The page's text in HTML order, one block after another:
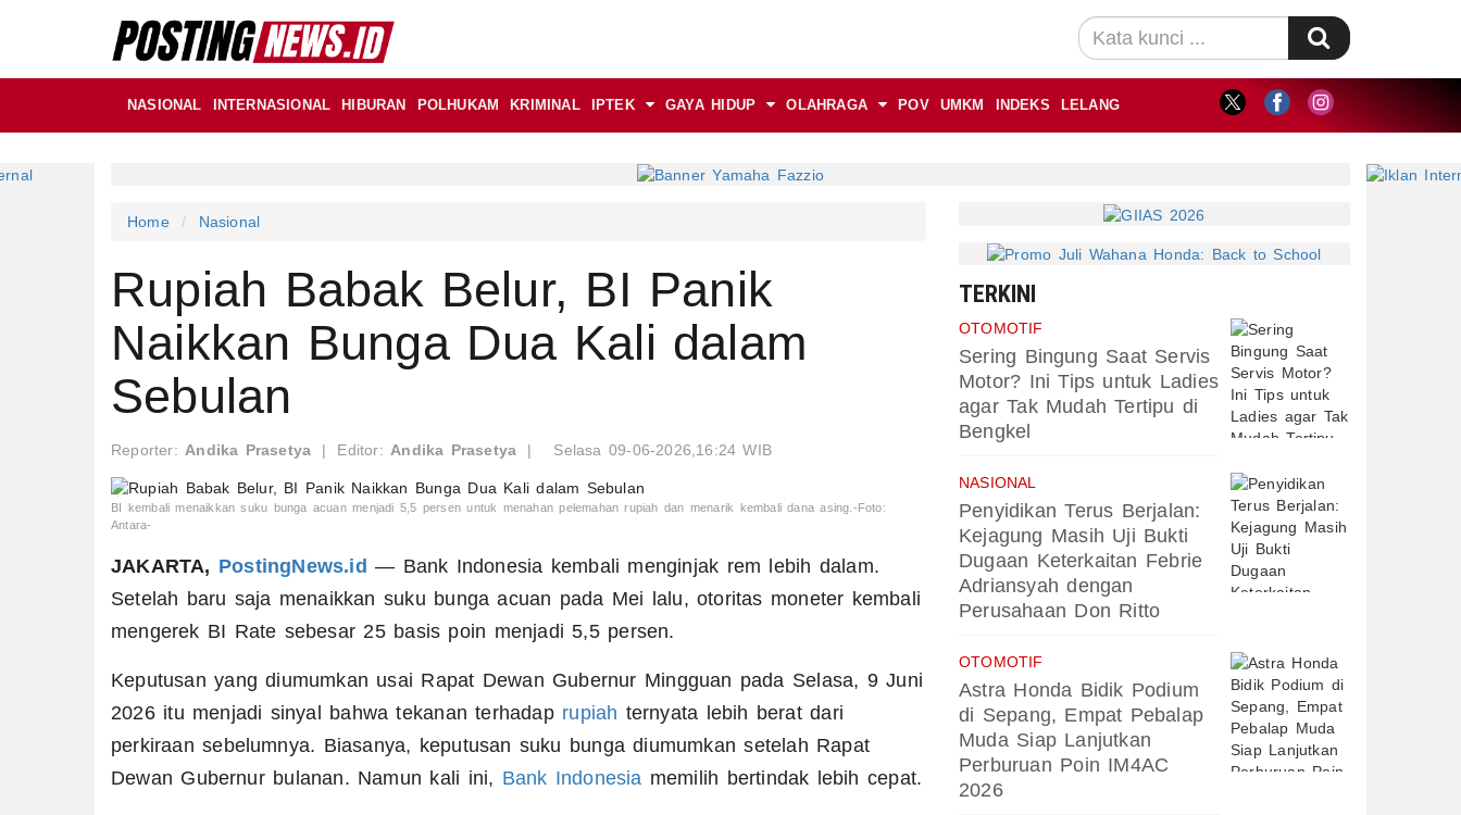
NASIONAL INTERNASIONAL HIBURAN POLHUKAM KRIMINAL IPTEK GAYA HIDUP OLAHRAGA POV UMKM INDEKS LELANG
Home Nasional
Rupiah Babak Belur, BI Panik
Naikkan Bunga Dua Kali dalam
Sebulan
Reporter:Andika Prasetya | Editor:Andika Prasetya | Selasa 09-06-2026,16:24 WIB
BI kembali menaikkan suku bunga acuan menjadi 5,5 persen untuk menahan pelemahan rupiah dan menarik kembali dana asing.-Foto:
Antara-
JAKARTA, PostingNews.id — Bank Indonesia kembali menginjak rem lebih dalam.
Setelah baru saja menaikkan suku bunga acuan pada Mei lalu, otoritas moneter kembali
mengerek BI Rate sebesar 25 basis poin menjadi 5,5 persen.
Keputusan yang diumumkan usai Rapat Dewan Gubernur Mingguan pada Selasa, 9 Juni
2026 itu menjadi sinyal bahwa tekanan terhadap rupiah ternyata lebih berat dari
perkiraan sebelumnya. Biasanya, keputusan suku bunga diumumkan setelah Rapat
Dewan Gubernur bulanan. Namun kali ini, Bank Indonesia memilih bertindak lebih cepat.
TERKINI
OTOMOTIF
Sering Bingung Saat Servis
Motor? Ini Tips untuk Ladies
agar Tak Mudah Tertipu di
Bengkel
NASIONAL
Penyidikan Terus Berjalan:
Kejagung Masih Uji Bukti
Dugaan Keterkaitan Febrie
Adriansyah dengan
Perusahaan Don Ritto
OTOMOTIF
Astra Honda Bidik Podium
di Sepang, Empat Pebalap
Muda Siap Lanjutkan
Perburuan Poin IM4AC
2026